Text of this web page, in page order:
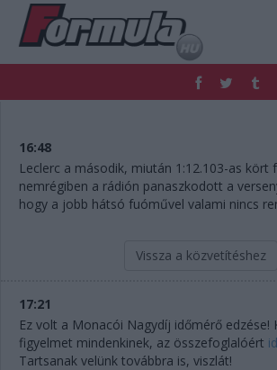
FORMULA
NEMZETKÖZI
HAZAI
RETRO
EGYÉB
PODCAST
SHOP
16:48
Leclerc a második, miután 1:12.103-as kört
nemrégiben a rádión panaszkodott a
hogy a jobb hátsó fuóművel valami nincs
Vissza a közvetítéshez
17:21
Ez volt a Monacói Nagydíj időmérő edzése!
figyelmet mindenkinek, az összefoglalóért
Tartsanak velünk továbbra is, viszlát!